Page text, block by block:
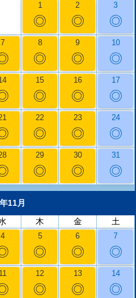
1
◎
2
◎
3
◎
7 8
◎
9
◎
10
◎
15
◎
16
◎
17
◎
22
◎
23
◎
24
◎
29
◎
30
◎
31
◎
11月
木 金 土
4 5
◎
6
◎
7
◎
11 12
◎
13
◎
14
◎